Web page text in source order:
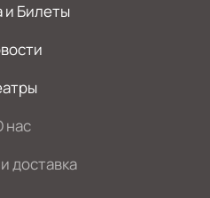
Билеты
нас
доставка